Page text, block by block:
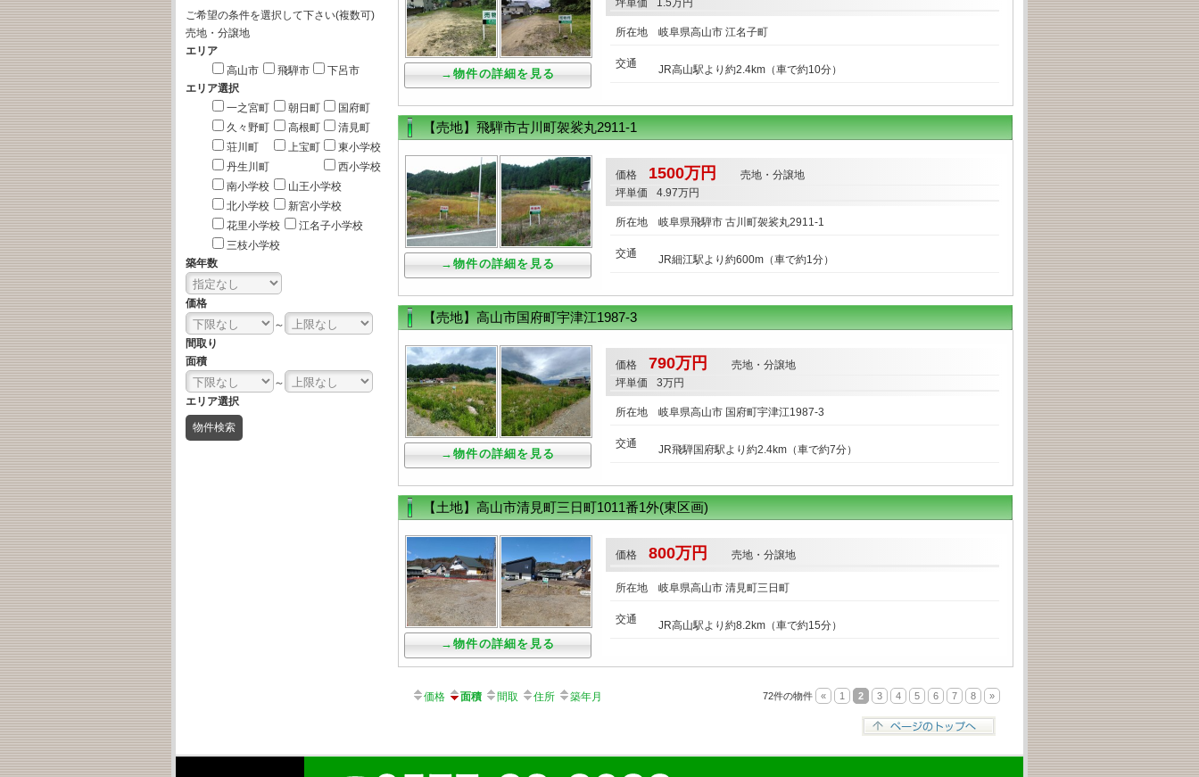
→物件の詳細を見る
坪単価
1.5万円
所在地 岐阜県高山市 江名子町
交通 JR高山駅より約2.4km（車で約10分）
【売地】飛騨市古川町袈裟丸2911-1
→物件の詳細を見る
価格 1500万円
売地・分譲地
坪単価
4.97万円
所在地 岐阜県飛騨市 古川町袈裟丸2911-1
交通 JR細江駅より約600m（車で約1分）
【売地】高山市国府町宇津江1987-3
→物件の詳細を見る
価格 790万円
売地・分譲地
坪単価
3万円
所在地 岐阜県高山市 国府町宇津江1987-3
交通 JR飛騨国府駅より約2.4km（車で約7分）
【土地】高山市清見町三日町1011番1外(東区画)
→物件の詳細を見る
価格 800万円 売地・分譲地
所在地 岐阜県高山市 清見町三日町
交通 JR高山駅より約8.2km（車で約15分）
価格 面積 間取 住所 築年月 72件の物件 « 1 2 3 4 5 6 7 8 »
ご希望の条件を選択して下さい(複数可)
売地・分譲地
エリア
高山市
飛騨市
下呂市
エリア選択
一之宮町
久々野町
朝日町
高根町
国府町
清見町
荘川町
丹生川町
上宝町
東小学校
西小学校
南小学校
北小学校
山王小学校
新宮小学校
花里小学校
三枝小学校
江名子小学校
築年数
価格
～
間取り
面積
～
エリア選択